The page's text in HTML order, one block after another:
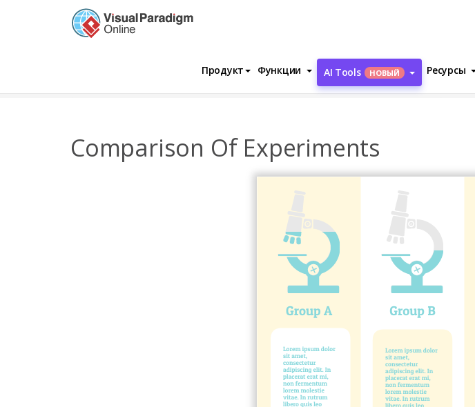
Продукт Функции AI Tools НОВЫЙ Ресурсы
Comparison Of Experiments
Comparison Of Experiments